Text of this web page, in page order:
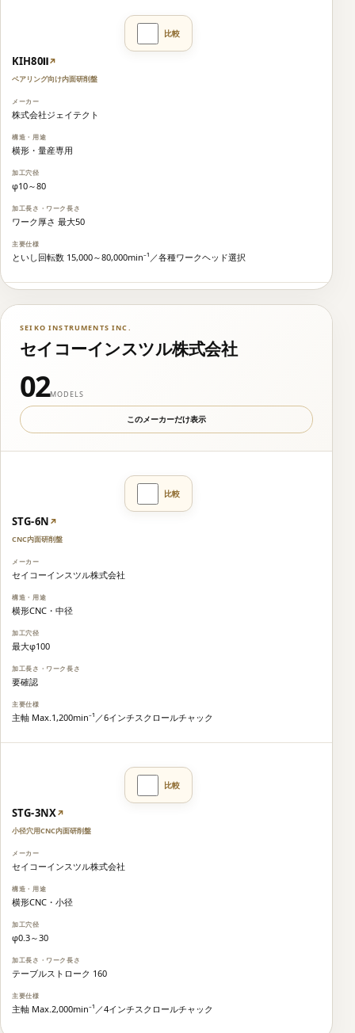
KIH80Ⅱ↗
ベアリング向け内面研削盤
株式会社ジェイテクト
横形・量産専用
φ10～80
ワーク厚さ 最大50
といし回転数 15,000～80,000min⁻¹／各種ワークヘッド選択
SEIKO INSTRUMENTS INC.
セイコーインスツル株式会社
02MODELS
このメーカーだけ表示
STG-6N ↗
CNC内面研削盤
セイコーインスツル株式会社
横形CNC・中径
最大φ100
要確認
主軸 Max.1,200min⁻¹／6インチスクロールチャック
STG-3NX↗
小径穴用CNC内面研削盤
セイコーインスツル株式会社
横形CNC・小径
φ0.3～30
テーブルストローク 160
主軸 Max.2,000min⁻¹／4インチスクロールチャック